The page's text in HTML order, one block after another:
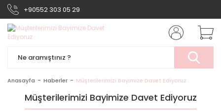
+90552 303 05 29
Anasayfa Haberler Müşterilerimizi Bayimize Davet Ediyoruz
Müşterilerimizi Bayimize Davet Ediyoruz